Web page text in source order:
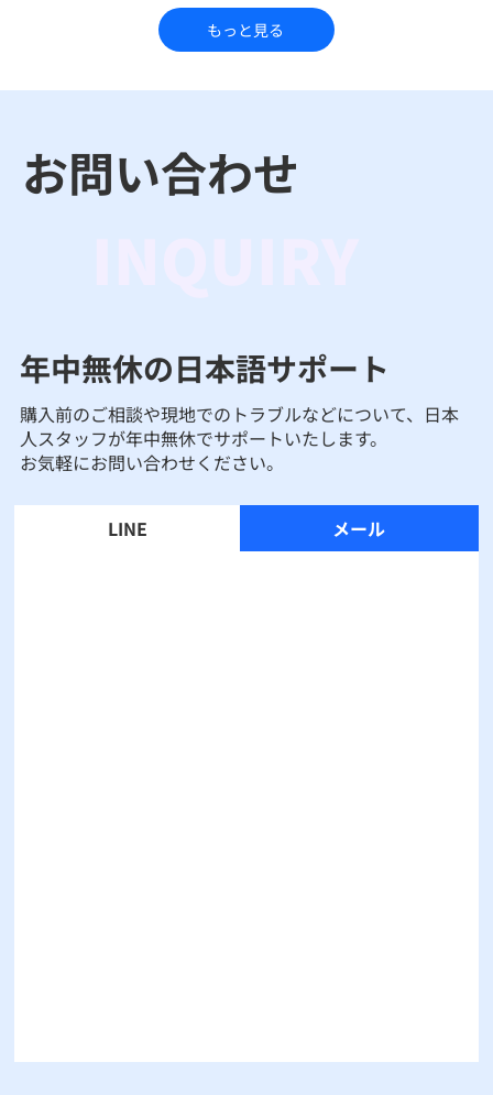
もっと見る
LINE メール
年中無休の日本語サポート
購入前のご相談や現地でのトラブルなどについて、日本
人スタッフが年中無休でサポートいたします。
お気軽にお問い合わせください。
お問い合わせ